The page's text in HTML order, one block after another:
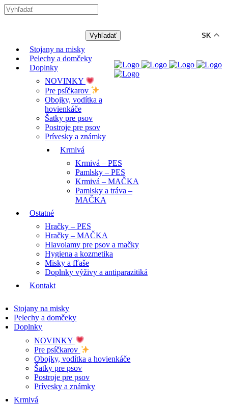
Stojany na misky
Pelechy a domčeky
Doplnky
NOVINKY
Pre psíčkarov
Obojky, vodítka a
hovienkáče
Šatky pre psov
Postroje pre psov
Prívesky a známky
Krmivá
Krmivá – PES
Pamlsky – PES
Krmivá – MAČKA
Pamlsky a tráva –
MAČKA
Ostatné
Hračky – PES
Hračky – MAČKA
Hlavolamy pre psov a mačky
Hygiena a kozmetika
Misky a fľaše
Doplnky výživy a antiparazitiká
Kontakt
Stojany na misky
Pelechy a domčeky
Doplnky
NOVINKY
Pre psíčkarov
Obojky, vodítka a hovienkáče
Šatky pre psov
Postroje pre psov
Prívesky a známky
Krmivá
SK
-12% ZĽAVA s kódom "LETO12"